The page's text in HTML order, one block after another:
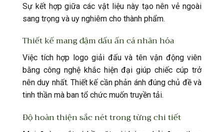
Sự kết hợp giữa các vật liệu này tạo nên vẻ ngoài
sang trọng và uy nghiêm cho thành phẩm.
Thiết kế mang đậm dấu ấn cá nhân hóa
Việc tích hợp logo giải đấu và tên vận động viên
bằng công nghệ khắc hiện đại giúp chiếc cúp trở
nên duy nhất. Thiết kế cần phản ánh đúng chủ đề và
tinh thần mà ban tổ chức muốn truyền tải.
Độ hoàn thiện sắc nét trong từng chi tiết